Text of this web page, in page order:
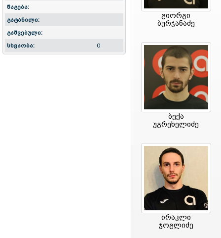
წაგება:
გატანილი:
გაშვებული:
სხვაობა:
0
გიორგი
ბურჯანაძე
ბექა
უგრეხელიძე
ირაკლი
ჯოგლიძე